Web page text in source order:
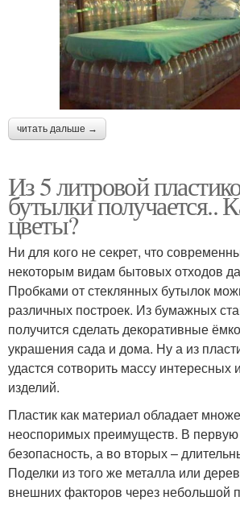
читать дальше →
Из 5 литровой
бутылки получается..
цветы?
Ни для кого не секрет, что
некоторым видам бытовых отходов
Пробками от стеклянных бутылок
различных построек. Из бумажных
получится сделать декоративные
украшения сада и дома. Ну а из
удастся сотворить массу интересных
изделий.
Пластик как материал обладает
неоспоримых преимуществ. В первую
безопасность, а во вторых –
Поделки из того же металла или
внешних факторов через небольшой